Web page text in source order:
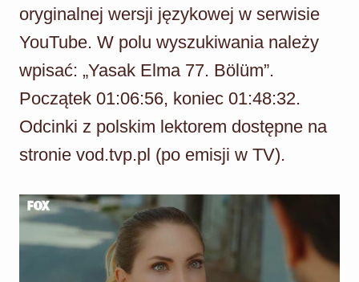
oryginalnej wersji językowej w serwisie
YouTube. W polu wyszukiwania należy
wpisać: „Yasak Elma 77. Bölüm”.
Początek 01:06:56, koniec 01:48:32.
Odcinki z polskim lektorem dostępne na
stronie vod.tvp.pl (po emisji w TV).